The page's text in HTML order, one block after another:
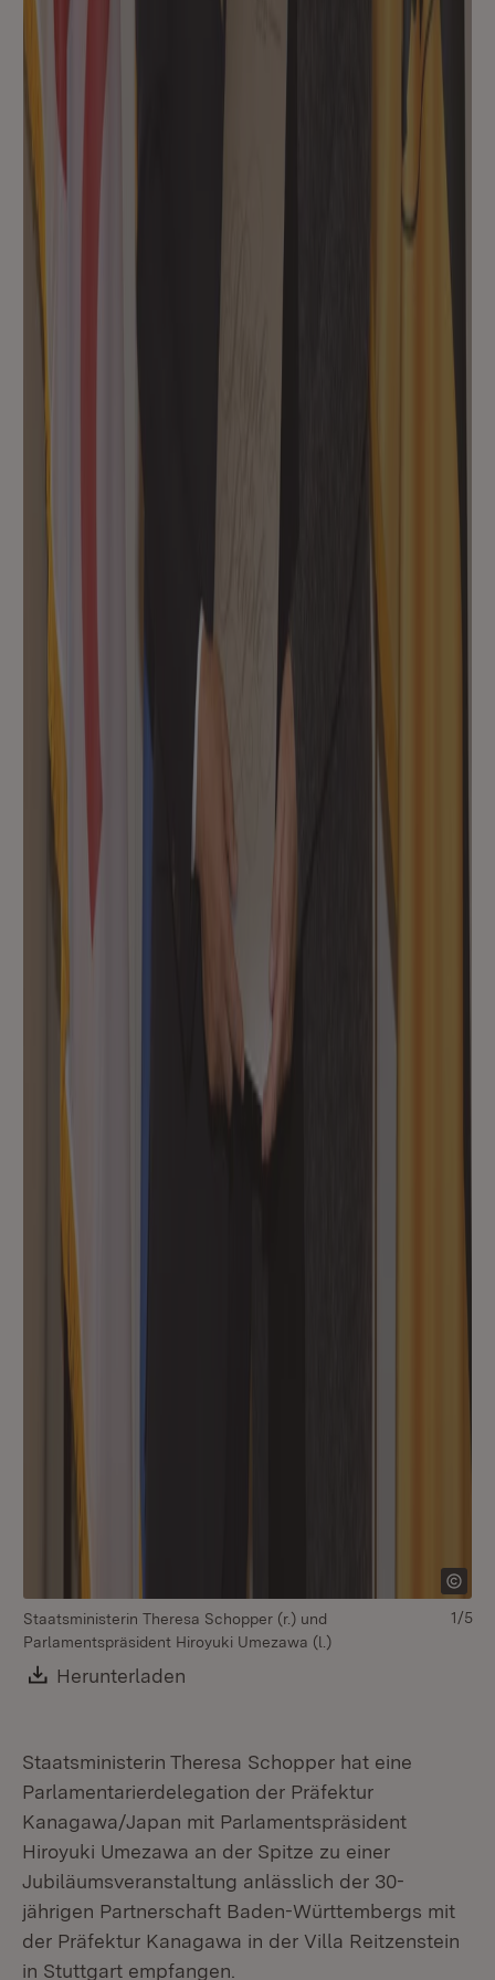
Staatsministerin Theresa Schopper (r.) und
Parlamentspräsident Hiroyuki Umezawa (l.)
Download:
Herunterladen
1/5
Staatsministerin Theresa Schopper hat eine
Parlamentarierdelegation der Präfektur
Kanagawa/Japan mit Parlamentspräsident
Hiroyuki Umezawa an der Spitze zu einer
Jubiläumsveranstaltung anlässlich der 30-
jährigen Partnerschaft Baden-Württembergs mit
der Präfektur Kanagawa in der Villa Reitzenstein
in Stuttgart empfangen.